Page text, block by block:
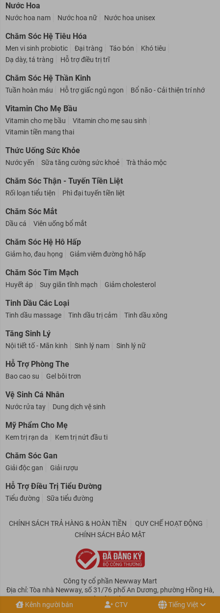
Kênh người bán CTV Tiếng Việt
Nước Hoa
Nước hoa nam Nước hoa nữ Nước hoa unisex
Chăm Sóc Hệ Tiêu Hóa
Men vi sinh probiotic Đại tràng Táo bón
Khó tiêu
Dạ dày, tá tràng
Hỗ trợ điều trị trĩ
Chăm Sóc Hệ Thần Kinh
Tuần hoàn máu Hỗ trợ giấc ngủ ngon Bổ não - Cải thiện trí nhớ
Vitamin Cho Mẹ Bầu
Vitamin cho mẹ bầu
Vitamin cho mẹ sau sinh
Vitamin tiền mang thai
Thức Uống Sức Khỏe
Nước yến Sữa tăng cường sức khoẻ Trà thảo mộc
Chăm Sóc Thận - Tuyến Tiền Liệt
Rối loạn tiểu tiện Phì đại tuyến tiền liệt
Chăm Sóc Mắt
Dầu cá Viên uống bổ mắt
Chăm Sóc Hệ Hô Hấp
Giảm ho, đau họng Giảm viêm đường hô hấp
Chăm Sóc Tim Mạch
Huyết áp Suy giãn tĩnh mạch Giảm cholesterol
Tinh Dầu Các Loại
Tinh dầu massage Tinh dầu trị cảm Tinh dầu xông
Tăng Sinh Lý
Nội tiết tố - Mãn kinh Sinh lý nam Sinh lý nữ
Hỗ Trợ Phòng The
Bao cao su Gel bôi trơn
Vệ Sinh Cá Nhân
Nước rửa tay Dung dịch vệ sinh
Mỹ Phẩm Cho Mẹ
Kem trị rạn da Kem trị nứt đầu ti
Chăm Sóc Gan
Giải độc gan Giải rượu
Hỗ Trợ Điều Trị Tiểu Đường
Tiểu đường Sữa tiểu đường
CHÍNH SÁCH TRẢ HÀNG & HOÀN TIỀN
QUY CHẾ HOẠT ĐỘNG
CHÍNH SÁCH BẢO MẬT
Công ty cổ phần Newway Mart
Địa chỉ: Tòa nhà Newway, số 31/76 phố An Dương, phường Hồng Hà,
tp Hà Nội, Việt Nam
Email: info@newwaymart.vn. Hotline: 0869 908 488